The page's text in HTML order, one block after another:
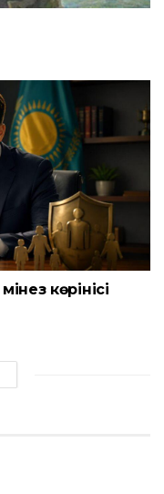
көрінісі